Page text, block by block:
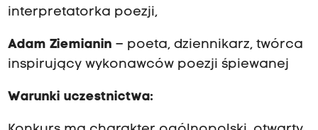
interpretatorka poezji,
Adam Ziemianin – poeta, dziennikarz, twórca
inspirujący wykonawców poezji śpiewanej
Warunki uczestnictwa: